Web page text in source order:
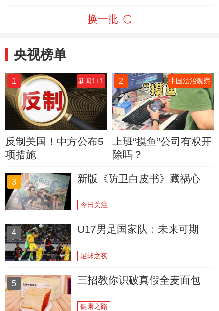
艰难开局
换一批
央视榜单
1 新闻1+1
反制美国！中方公布5
项措施
2 中国法治观察
上班“摸鱼”公司有权开
除吗？
3 新版《防卫白皮书》藏祸心
今日关注
4 U17男足国家队：未来可期
足球之夜
5 三招教你识破真假全麦面包
健康之路